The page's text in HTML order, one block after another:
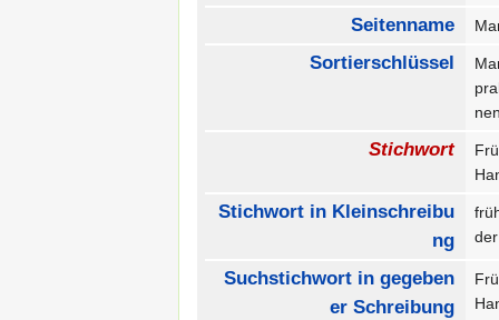
Seitenname
Sortierschlüssel
Stichwort
Stichwort in Kleinschreibu
ng
Suchstichwort in gegeben
er Schreibung